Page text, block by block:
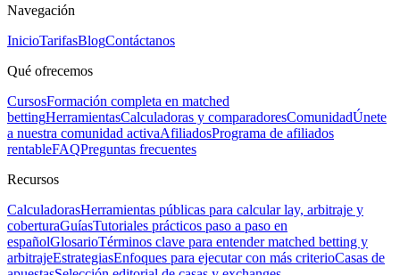
Navegación
InicioTarifasBlogContáctanos
Qué ofrecemos
CursosFormación completa en matched
bettingHerramientasCalculadoras y comparadoresComunidadÚnete
a nuestra comunidad activaAfiliadosPrograma de afiliados
rentableFAQPreguntas frecuentes
Recursos
CalculadorasHerramientas públicas para calcular lay, arbitraje y
coberturaGuíasTutoriales prácticos paso a paso en
españolGlosarioTérminos clave para entender matched betting y
arbitrajeEstrategiasEnfoques para ejecutar con más criterioCasas de